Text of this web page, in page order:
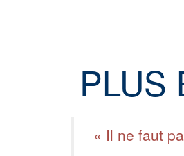
PLUS
« Il ne faut